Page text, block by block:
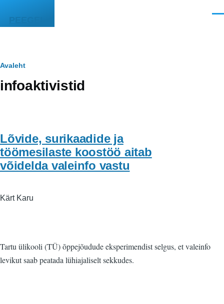
PEEGEL
Leivapuru
Avaleht
infoaktivistid
Lõvide, surikaadide ja
töömesilaste koostöö aitab
võidelda valeinfo vastu
Kärt Karu
Tartu ülikooli (TÜ) õppejõudude eksperimendist selgus, et valeinfo
levikut saab peatada lühiajaliselt sekkudes.